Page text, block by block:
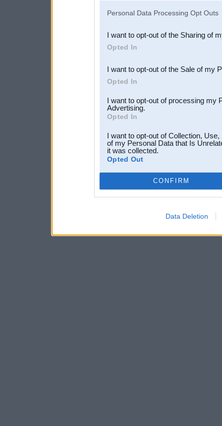
Downstream Participants
third parties.
Personal Data Processing Opt Outs
I want to opt-out of the Sharing of
Opted In
I want to opt-out of the Sale of my
Opted In
I want to opt-out of processing my
Advertising.
Opted In
I want to opt-out of Collection,
of my Personal Data that Is
it was collected.
Opted Out
CONFIRM
Data Deletion